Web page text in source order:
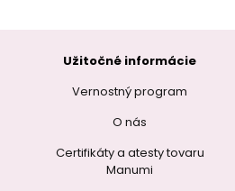
Užitočné informácie
Vernostný program
O nás
Certifikáty a atesty tovaru
Manumi